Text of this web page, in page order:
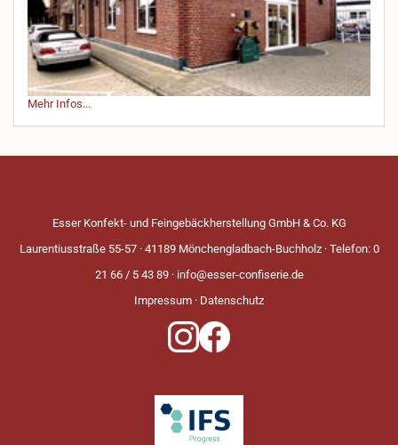
Mehr Infos...
Esser Konfekt- und Feingebäckherstellung GmbH & Co. KG
Laurentiusstraße 55-57 · 41189 Mönchengladbach-Buchholz · Telefon: 0
21 66 / 5 43 89 · info@esser-confiserie.de
Impressum · Datenschutz